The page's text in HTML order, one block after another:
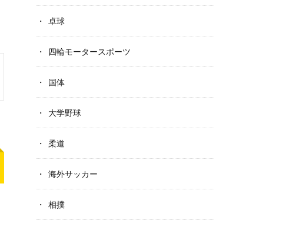
卓球
四輪モータースポーツ
国体
大学野球
柔道
海外サッカー
相撲